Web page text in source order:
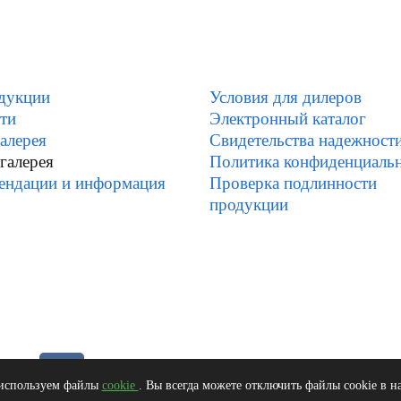
и информация
Условия для дилеров
Электронный каталог
Свидетельства
Политика
Проверка подлинности
продукции
файлы cookie . Вы всегда можете отключить файлы cookie в